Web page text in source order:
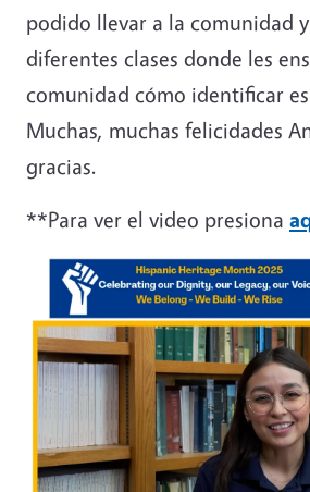
podido llevar a la comunidad
diferentes clases donde les
comunidad cómo identificar
Muchas, muchas felicidades
gracias.
**Para ver el video presiona
Image